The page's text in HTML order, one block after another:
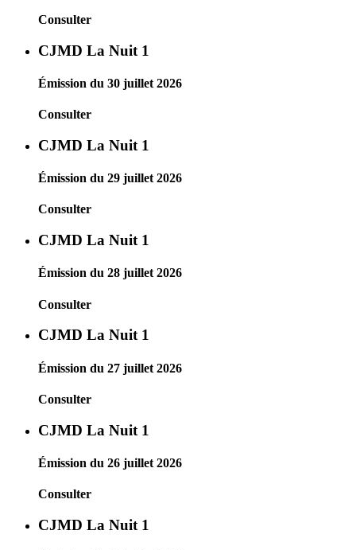
Consulter
CJMD La Nuit 1
Émission du 30 juillet 2026
Consulter
CJMD La Nuit 1
Émission du 29 juillet 2026
Consulter
CJMD La Nuit 1
Émission du 28 juillet 2026
Consulter
CJMD La Nuit 1
Émission du 27 juillet 2026
Consulter
CJMD La Nuit 1
Émission du 26 juillet 2026
Consulter
CJMD La Nuit 1